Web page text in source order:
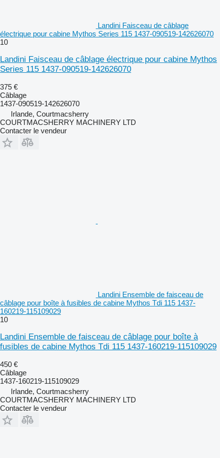
Landini Faisceau de câblage
électrique pour cabine Mythos Series 115 1437-090519-142626070
10
Landini Faisceau de câblage électrique pour cabine Mythos
Series 115 1437-090519-142626070
375 €
Câblage
1437-090519-142626070
Irlande, Courtmacsherry
COURTMACSHERRY MACHINERY LTD
Contacter le vendeur
Landini Ensemble de faisceau de
câblage pour boîte à fusibles de cabine Mythos Tdi 115 1437-
160219-115109029
10
Landini Ensemble de faisceau de câblage pour boîte à
fusibles de cabine Mythos Tdi 115 1437-160219-115109029
450 €
Câblage
1437-160219-115109029
Irlande, Courtmacsherry
COURTMACSHERRY MACHINERY LTD
Contacter le vendeur